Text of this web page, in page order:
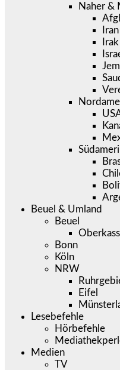
Naher &
Iran
Irak
Beuel & Umland
Beuel
Bonn
Köln
NRW
Eifel
Lesebefehle
Hörbefehle
Medien
TV